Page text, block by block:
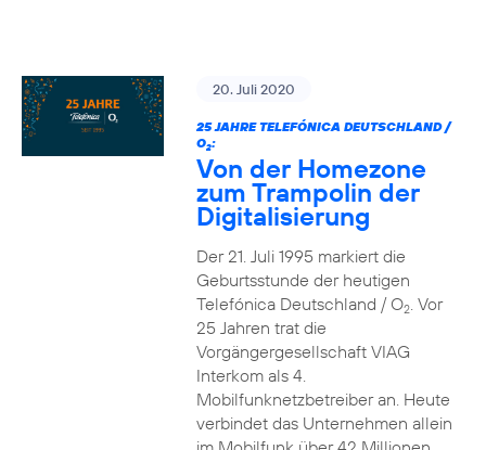
20. Juli 2020
25 JAHRE TELEFÓNICA DEUTSCHLAND /
O2:
Von der Homezone
zum Trampolin der
Digitalisierung
Der 21. Juli 1995 markiert die
Geburtsstunde der heutigen
Telefónica Deutschland / O2. Vor
25 Jahren trat die
Vorgängergesellschaft VIAG
Interkom als 4.
Mobilfunknetzbetreiber an. Heute
verbindet das Unternehmen allein